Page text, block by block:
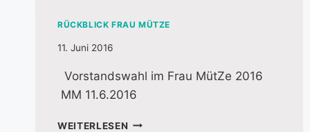
RÜCKBLICK FRAU MÜTZE
11. Juni 2016
Vorstandswahl im Frau MütZe 2016
MM 11.6.2016
WEITERLESEN